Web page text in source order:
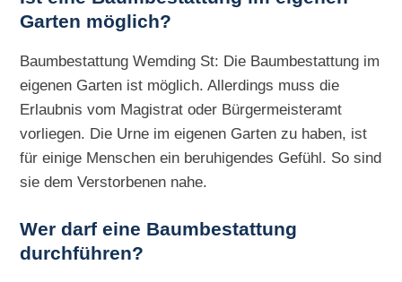
Garten möglich?
Baumbestattung Wemding St: Die Baumbestattung im
eigenen Garten ist möglich. Allerdings muss die
Erlaubnis vom Magistrat oder Bürgermeisteramt
vorliegen. Die Urne im eigenen Garten zu haben, ist
für einige Menschen ein beruhigendes Gefühl. So sind
sie dem Verstorbenen nahe.
Wer darf eine Baumbestattung
durchführen?